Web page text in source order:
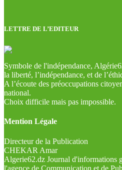
LETTRE DE L’EDITEUR
Symbole de l'indépendance,
la liberté, l’indépendance, et de
A l’écoute des préoccupations
national.
Choix difficile mais pas impossible.
Mention Légale
Directeur de la Publication
CHEKAR Amar
Algerie62.dz Journal d'informations
l'agence de Communication et de